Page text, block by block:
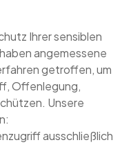
Ihrer sensiblen
angemessene
getroffen, um
Offenlegung,
Unsere
ausschließlich